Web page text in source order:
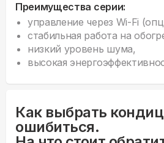
Преимущества серии:
управление через Wi-Fi
стабильная работа на
низкий уровень шума,
высокая
Как выбрать
ошибиться.